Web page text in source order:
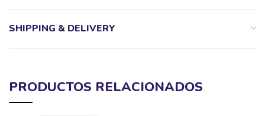
SHIPPING & DELIVERY
PRODUCTOS RELACIONADOS